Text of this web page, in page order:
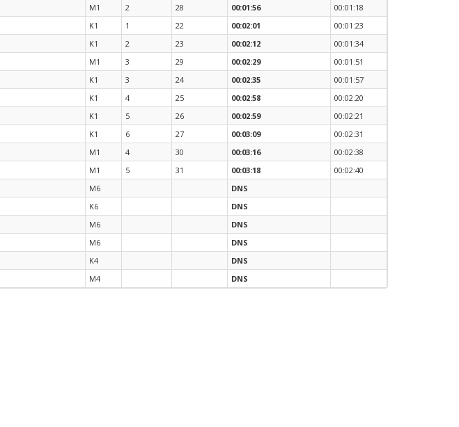
M1 2 28 00:01:56
00:01:18
K1 1 22 00:02:01
00:01:23
K1 2 23 00:02:12
00:01:34
M1 3 29 00:02:29
00:01:51
K1 3 24 00:02:35
00:01:57
K1 4 25 00:02:58
00:02:20
K1 5 26 00:02:59
00:02:21
K1 6 27 00:03:09
00:02:31
M1 4 30 00:03:16
00:02:38
M1 5 31 00:03:18
00:02:40
M6
DNS
K6
DNS
M6
DNS
M6
DNS
K4
DNS
M4 DNS